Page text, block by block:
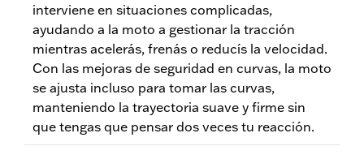
interviene en situaciones complicadas,
ayudando a la moto a gestionar la tracción
mientras acelerás, frenás o reducís la velocidad.
Con las mejoras de seguridad en curvas, la moto
se ajusta incluso para tomar las curvas,
manteniendo la trayectoria suave y firme sin
que tengas que pensar dos veces tu reacción.